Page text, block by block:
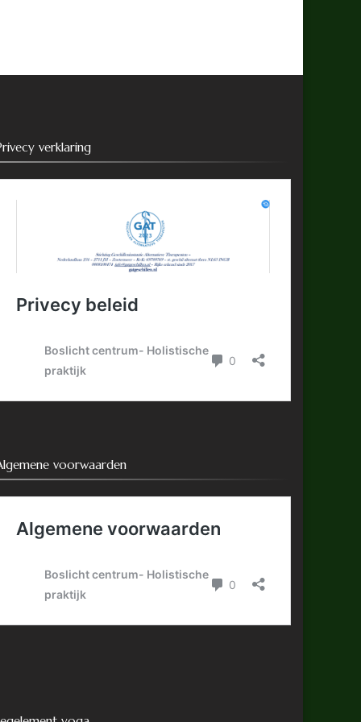
verklaring
voorwaarden